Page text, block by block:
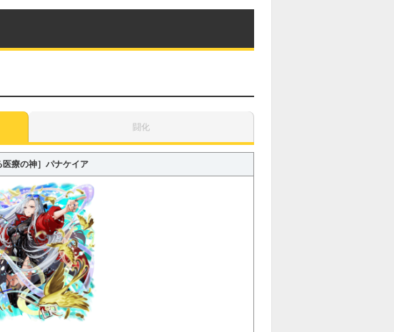
闘化
医療の神］パナケイア